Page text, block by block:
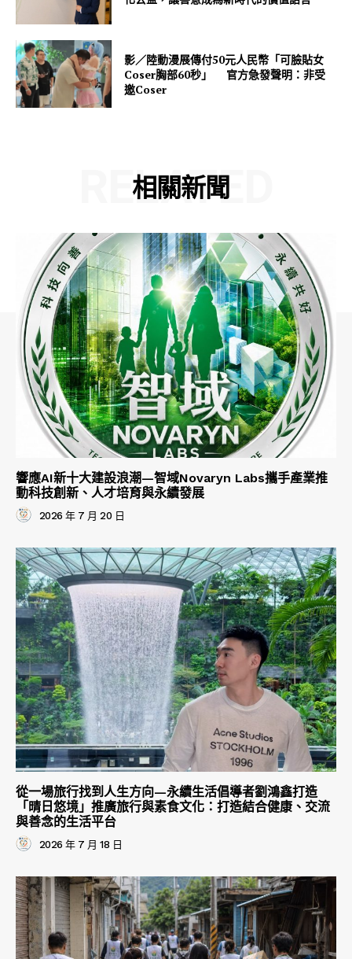
影／陸動漫展傳付50元人民幣「可臉貼女
Coser胸部60秒」 官方急發聲明：非受
邀Coser
相關新聞
RELATED
響應AI新十大建設浪潮—智域Novaryn Labs攜手產業推
動科技創新、人才培育與永續發展
2026 年 7 月 20 日
從一場旅行找到人生方向—永續生活倡導者劉鴻鑫打造
「晴日悠境」推廣旅行與素食文化：打造結合健康、交流
與善念的生活平台
2026 年 7 月 18 日